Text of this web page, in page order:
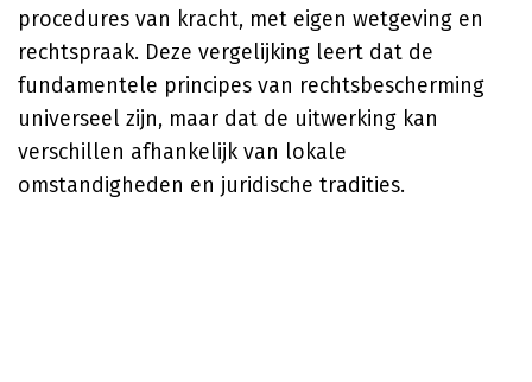
procedures van kracht, met eigen wetgeving en
rechtspraak. Deze vergelijking leert dat de
fundamentele principes van rechtsbescherming
universeel zijn, maar dat de uitwerking kan
verschillen afhankelijk van lokale
omstandigheden en juridische tradities.